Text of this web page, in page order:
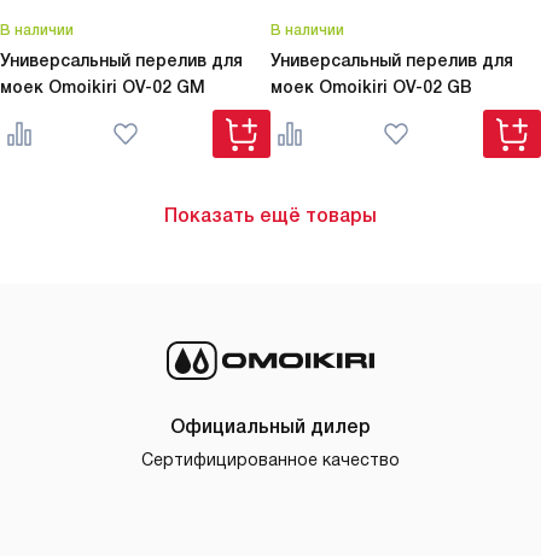
В наличии
Универсальный перелив для
моек Omoikiri OV-02 GM
В наличии
Универсальный перелив для
моек Omoikiri OV-02 GB
Показать ещё товары
Официальный дилер
Сертифицированное качество